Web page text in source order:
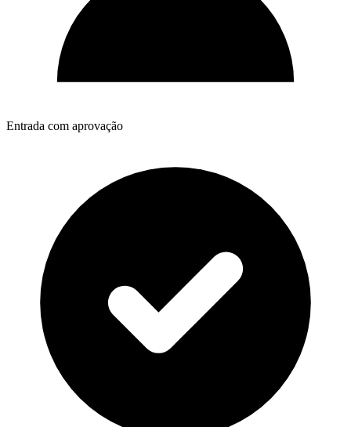
Entrada com aprovação